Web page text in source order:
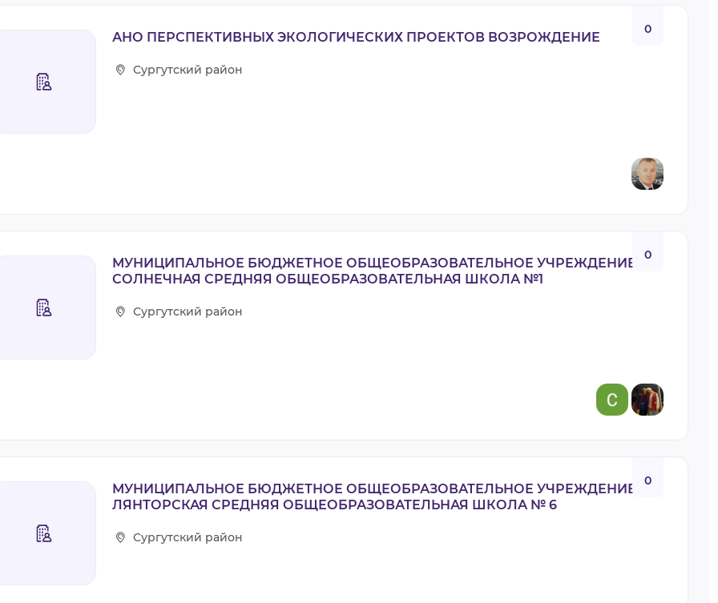
БАЗА ЗНАНИЙ
ВИДЕОКУРСЫ
0
АНО ПЕРСПЕКТИВНЫХ ЭКОЛОГИЧЕСКИХ ПРОЕКТОВ ВОЗРОЖДЕНИЕ
Сургутский район
0
МУНИЦИПАЛЬНОЕ БЮДЖЕТНОЕ ОБЩЕОБРАЗОВАТЕЛЬНОЕ УЧРЕЖДЕНИЕ
СОЛНЕЧНАЯ СРЕДНЯЯ ОБЩЕОБРАЗОВАТЕЛЬНАЯ ШКОЛА №1
Сургутский район
0
МУНИЦИПАЛЬНОЕ БЮДЖЕТНОЕ ОБЩЕОБРАЗОВАТЕЛЬНОЕ УЧРЕЖДЕНИЕ
ЛЯНТОРСКАЯ СРЕДНЯЯ ОБЩЕОБРАЗОВАТЕЛЬНАЯ ШКОЛА № 6
Сургутский район